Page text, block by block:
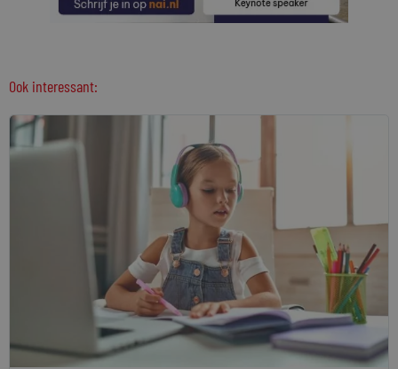
Ook interessant: